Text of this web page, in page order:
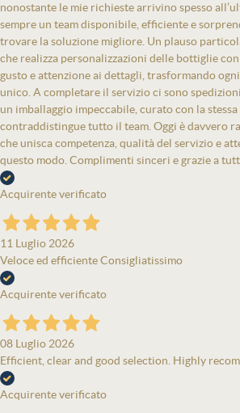
nonostante le mie richieste arrivino spesso
sempre un team disponibile, efficiente e
trovare la soluzione migliore. Un plauso
che realizza personalizzazioni delle bottiglie con
gusto e attenzione ai dettagli, trasformando
unico. A completare il servizio ci sono
un imballaggio impeccabile, curato con la
contraddistingue tutto il team. Oggi è davvero
che unisca competenza, qualità del servizio e
questo modo. Complimenti sinceri e grazie a
Acquirente verificato
11 Luglio 2026
Veloce ed efficiente Consigliatissimo
Acquirente verificato
08 Luglio 2026
Efficient, clear and good selection. Highly
Acquirente verificato